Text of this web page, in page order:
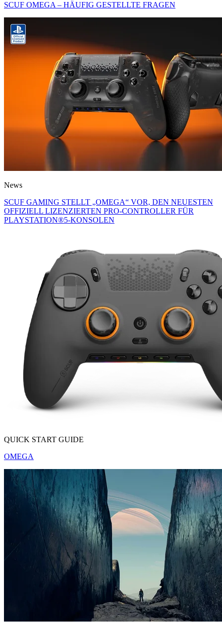
SCUF OMEGA – HÄUFIG GESTELLTE FRAGEN
News
SCUF GAMING STELLT „OMEGA“ VOR, DEN NEUESTEN
OFFIZIELL LIZENZIERTEN PRO-CONTROLLER FÜR
PLAYSTATION®5-KONSOLEN
QUICK START GUIDE
OMEGA